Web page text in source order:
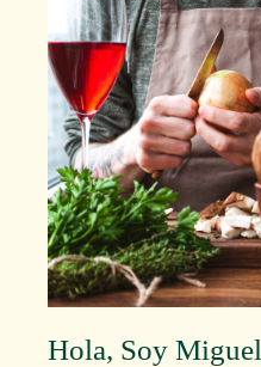
Hola, Soy Miguel